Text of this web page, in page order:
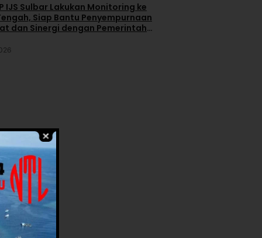
IJS Sulbar Lakukan Monitoring ke
Siap Bantu Penyempurnaan
dan Sinergi dengan Pemerintah